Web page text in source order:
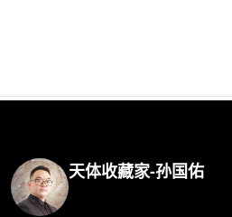
天体收藏家-孙国佑